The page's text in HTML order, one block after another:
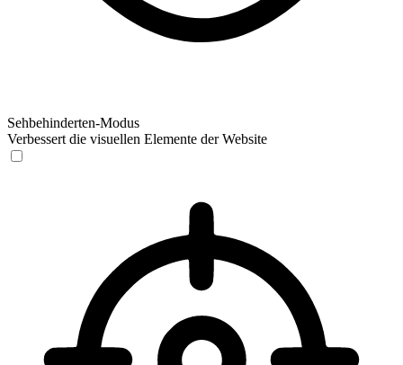
Sehbehinderten-Modus
Verbessert die visuellen Elemente der Website